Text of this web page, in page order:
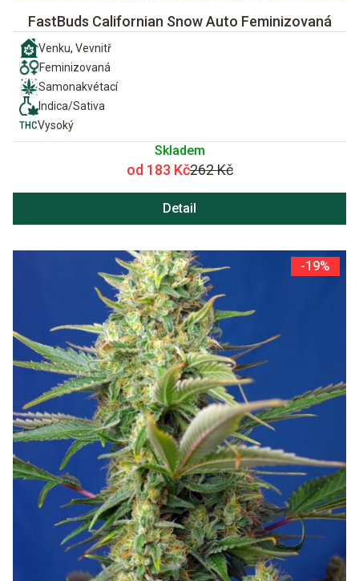
FastBuds Californian Snow Auto Feminizovaná
Venku, Vevnitř
Feminizovaná
Samonakvétací
Indica/Sativa
Vysoký
Skladem
od 183 Kč262 Kč
Detail
-19%